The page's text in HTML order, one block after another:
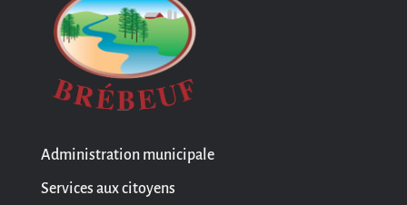
Administration municipale
Services aux citoyens